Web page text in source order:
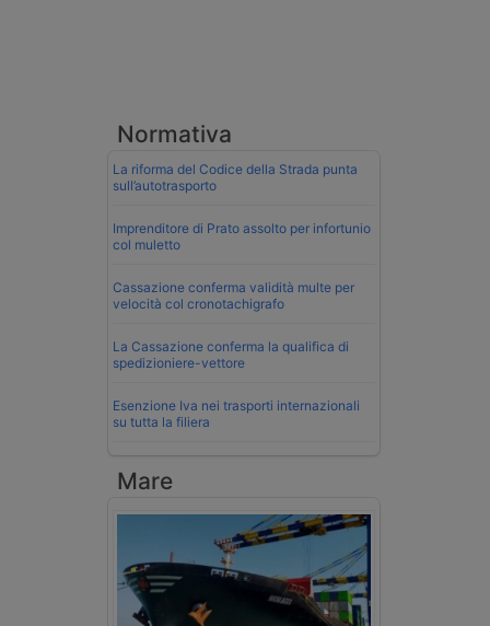
Normativa
La riforma del Codice della Strada punta
sull’autotrasporto
Imprenditore di Prato assolto per infortunio
col muletto
Cassazione conferma validità multe per
velocità col cronotachigrafo
La Cassazione conferma la qualifica di
spedizioniere-vettore
Esenzione Iva nei trasporti internazionali
su tutta la filiera
Mare